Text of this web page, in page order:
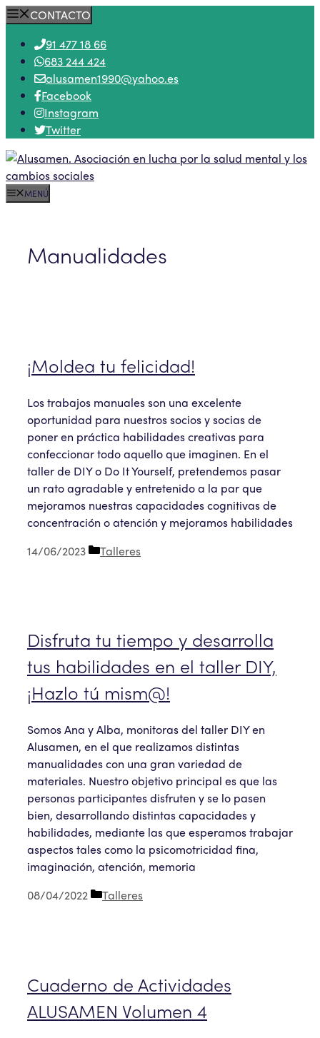
Saltar
contenido
CONTACTO
91 477 18 66
683 244 424
alusamen1990@yahoo.es
Facebook
Instagram
Twitter
MENÚ
Manualidades
¡Moldea tu felicidad!
Los trabajos manuales son una excelente
oportunidad para nuestros socios y socias de
poner en práctica habilidades creativas para
confeccionar todo aquello que imaginen. En el
taller de DIY o Do It Yourself, pretendemos pasar
un rato agradable y entretenido a la par que
mejoramos nuestras capacidades cognitivas de
concentración o atención y mejoramos habilidades
14/06/2023
Categorías
Talleres
Disfruta tu tiempo y desarrolla
tus habilidades en el taller DIY,
¡Hazlo tú mism@!
Somos Ana y Alba, monitoras del taller DIY en
Alusamen, en el que realizamos distintas
manualidades con una gran variedad de
materiales. Nuestro objetivo principal es que las
personas participantes disfruten y se lo pasen
bien, desarrollando distintas capacidades y
habilidades, mediante las que esperamos trabajar
aspectos tales como la psicomotricidad fina,
imaginación, atención, memoria
08/04/2022
Categorías
Talleres
Cuaderno de Actividades
ALUSAMEN Volumen 4